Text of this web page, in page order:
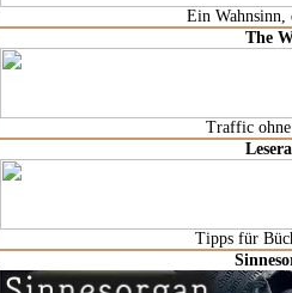
Ein Wahnsinn,
The
Traffic ohne
Tipps für